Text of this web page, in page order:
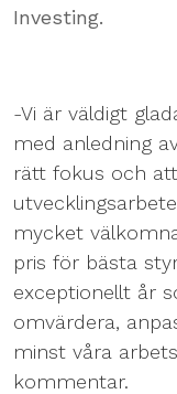
Investing.
-Vi är väldigt
med anledning
rätt fokus och
mycket
pris för bästa
exceptionellt år
omvärdera,
minst våra
kommentar.